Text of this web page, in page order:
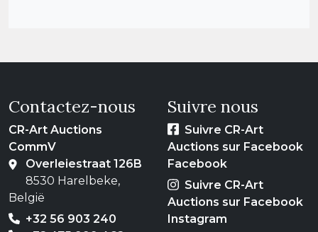
Contactez-nous
CR-Art Auctions
CommV
Overleiestraat 126B
8530 Harelbeke,
België
+32 56 903 240
Suivre nous
Suivre CR-Art
Auctions sur Facebook
Facebook
Suivre CR-Art
Auctions sur Facebook
Instagram